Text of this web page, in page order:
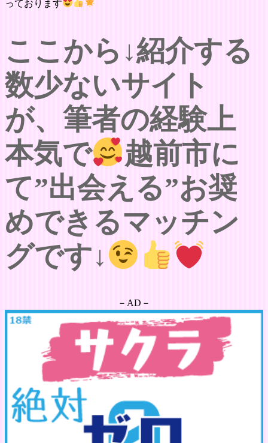
っております
ここから↓紹介する
数少ないサイト
が、筆者の経験上
本気で
越前市に
て”出会える”お奨
めできるマッチン
グです↓
－AD－